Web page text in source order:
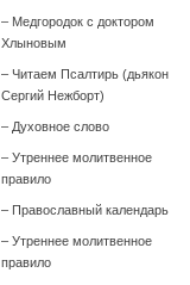
– Медгородок с доктором
Хлыновым
– Читаем Псалтирь (дьякон
Сергий Нежборт)
– Духовное слово
– Утреннее молитвенное
правило
– Православный календарь
– Утреннее молитвенное
правило